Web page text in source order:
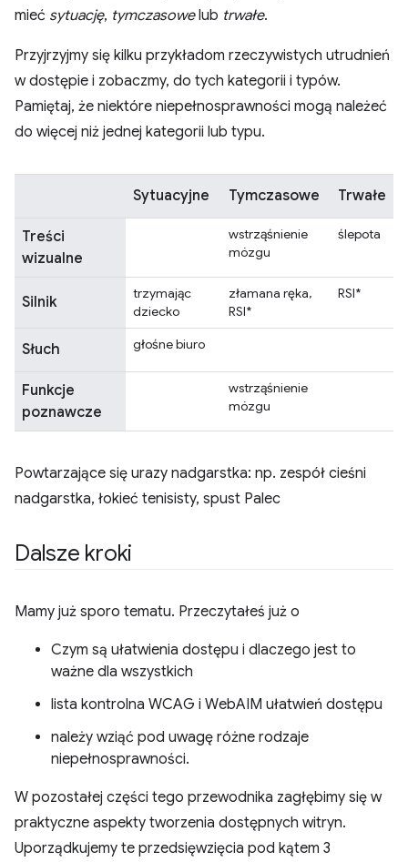
mieć sytuację, tymczasowelub trwałe.
Przyjrzyjmy się kilku przykładom rzeczywistych utrudnień
w dostępie i zobaczmy, do tych kategorii i typów.
Pamiętaj, że niektóre niepełnosprawności mogą należeć
do więcej niż jednej kategorii lub typu.
Sytuacyjne Tymczasowe Trwałe
Treści
wizualne
wstrząśnienie
mózgu
ślepota
Silnik
trzymając
dziecko
złamana ręka,
RSI*
RSI*
Słuch głośne biuro
Funkcje
poznawcze
wstrząśnienie
mózgu
Powtarzające się urazy nadgarstka: np. zespół cieśni
nadgarstka, łokieć tenisisty, spust Palec
Dalsze kroki
Mamy już sporo tematu. Przeczytałeś już o
Czym są ułatwienia dostępu i dlaczego jest to
ważne dla wszystkich
lista kontrolna WCAG i WebAIM ułatwień dostępu
należy wziąć pod uwagę różne rodzaje
niepełnosprawności.
W pozostałej części tego przewodnika zagłębimy się w
praktyczne aspekty tworzenia dostępnych witryn.
Uporządkujemy te przedsięwzięcia pod kątem 3